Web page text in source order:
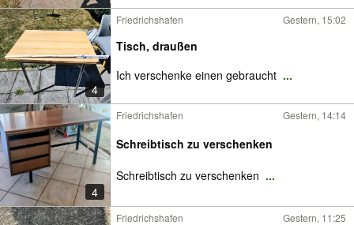
4
Friedrichshafen Gestern, 15:02
Tisch, draußen
Ich verschenke einen gebraucht ...
4
Friedrichshafen Gestern, 14:14
Schreibtisch zu verschenken
Schreibtisch zu verschenken ...
Friedrichshafen Gestern, 11:25